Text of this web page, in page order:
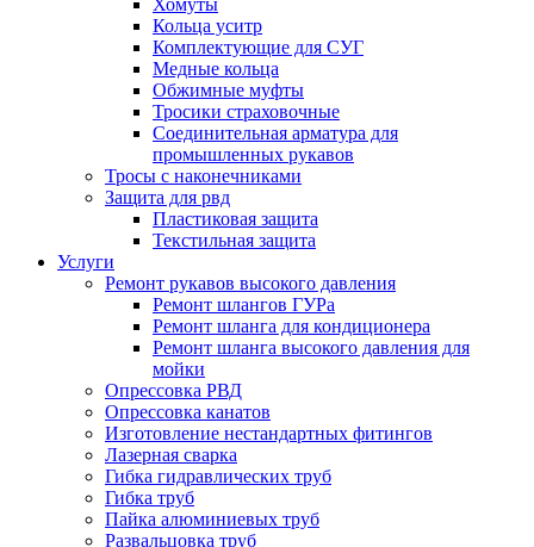
Хомуты
Кольца уситр
Комплектующие для СУГ
Медные кольца
Обжимные муфты
Тросики страховочные
Соединительная арматура для
промышленных рукавов
Тросы с наконечниками
Защита для рвд
Пластиковая защита
Текстильная защита
Услуги
Ремонт рукавов высокого давления
Ремонт шлангов ГУРа
Ремонт шланга для кондиционера
Ремонт шланга высокого давления для
мойки
Опрессовка РВД
Опрессовка канатов
Изготовление нестандартных фитингов
Лазерная сварка
Гибка гидравлических труб
Гибка труб
Пайка алюминиевых труб
Развальцовка труб